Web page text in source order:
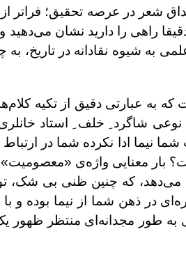
شعر در عرصه تحقیق؛
راهی را دارید نشان
شیوه نقادانه در تاریخ، به
عبارتی دقیق از تکیه
شاگرد ِ خلف ِ استاد
ادا نکرده شما در ارتباط
بار معنایی واژه‌ی
که چنین ظنی بی شک، توقع
در ذهن شما از نیما بوده و
به طور مجدانه‌ای منتظر